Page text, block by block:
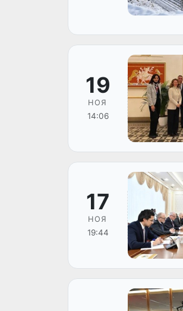
19
НОЯ
14:06
17
НОЯ
19:44